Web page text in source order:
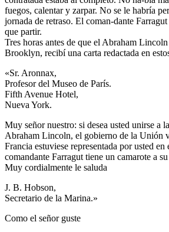
fuegos, calentar y zarpar. No se le habría
jornada de retraso. El coman-dante Farragut
que partir.
Tres horas antes de que el Abraham
Brooklyn, recibí una carta redactada en
«Sr. Aronnax,
Profesor del Museo de París.
Fifth Avenue Hotel,
Nueva York.
Muy señor nuestro: si desea usted unirse a
Abraham Lincoln, el gobierno de la Unión
Francia estuviese representada por usted en
comandante Farragut tiene un camarote a
Muy cordialmente le saluda
J. B. Hobson,
Secretario de la Marina.»
Como el señor guste